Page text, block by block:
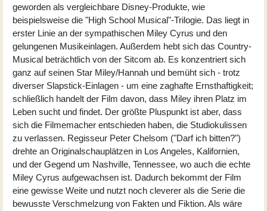
geworden als vergleichbare Disney-Produkte, wie
beispielsweise die "High School Musical"-Trilogie. Das liegt in
erster Linie an der sympathischen Miley Cyrus und den
gelungenen Musikeinlagen. Außerdem hebt sich das Country-
Musical beträchtlich von der Sitcom ab. Es konzentriert sich
ganz auf seinen Star Miley/Hannah und bemüht sich - trotz
diverser Slapstick-Einlagen - um eine zaghafte Ernsthaftigkeit;
schließlich handelt der Film davon, dass Miley ihren Platz im
Leben sucht und findet. Der größte Pluspunkt ist aber, dass
sich die Filmemacher entschieden haben, die Studiokulissen
zu verlassen. Regisseur Peter Chelsom ("Darf ich bitten?")
drehte an Originalschauplätzen in Los Angeles, Kalifornien,
und der Gegend um Nashville, Tennessee, wo auch die echte
Miley Cyrus aufgewachsen ist. Dadurch bekommt der Film
eine gewisse Weite und nutzt noch cleverer als die Serie die
bewusste Verschmelzung von Fakten und Fiktion. Als wäre